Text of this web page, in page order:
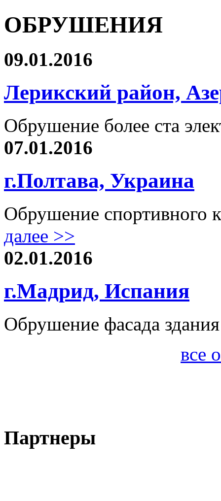
ОБРУШЕНИЯ
09.01.2016
Лерикский район,
Обрушение более ста
07.01.2016
г.Полтава, Украина
Обрушение спортивного
далее >>
02.01.2016
г.Мадрид, Испания
Обрушение фасада
все
Партнеры